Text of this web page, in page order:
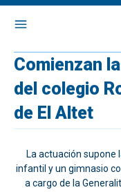
Comienzan
del colegio
de El Altet
La actuación supone
infantil y un gimnasio
a cargo de la